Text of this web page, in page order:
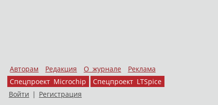
Авторам Редакция О журнале
Реклама
Спецпроект Microchip
Спецпроект LTSpice
Войти | Регистрация